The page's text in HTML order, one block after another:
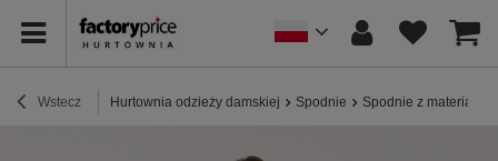
Wstecz Hurtownia odzieży damskiej Spodnie Spodnie z materiału